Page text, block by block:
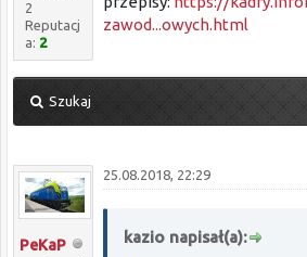
2
Reputacj
a: 2
zawod...owych.html
Szukaj
PeKaP
25.08.2018, 22:29
kazio napisał(a):